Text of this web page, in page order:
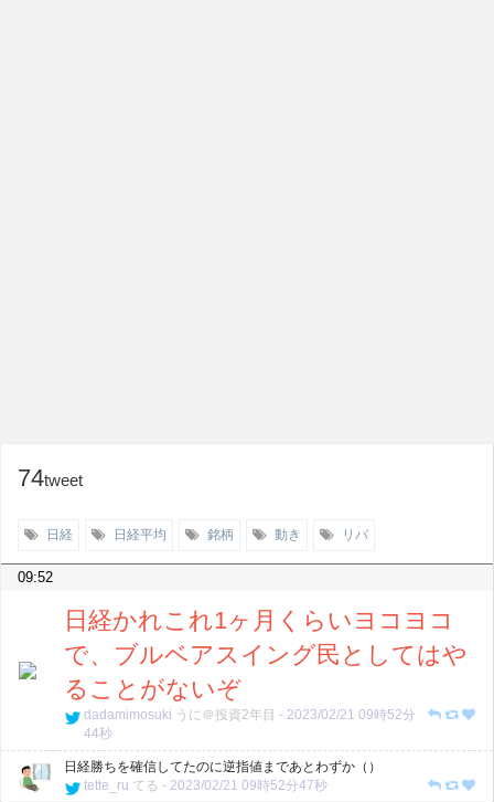
74tweet
日経 日経平均 銘柄 動き リバ
09:52
日経かれこれ1ヶ月くらいヨコヨコ
で、ブルベアスイング民としてはや
ることがないぞ
dadamimosuki うに＠投資2年目 - 2023/02/21 09時52分
44秒
日経勝ちを確信してたのに逆指値まであとわずか（）
tette_ru てる - 2023/02/21 09時52分47秒